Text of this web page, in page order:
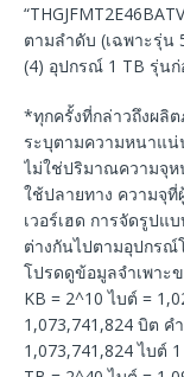
ตามลำดับ (เฉพาะรุ่น
(4) อุปกรณ์ 1 TB รุ่นก่
*ทุกครั้งที่กล่าวถึงผ
ระบุตามความหนาแ
ไม่ใช่ปริมาณความจุห
ใช้ปลายทาง ความจุ
เวอร์เฮด การจัดรูปแ
ต่างกันไปตามอุปกรณ์
โปรดดูข้อมูลจำเพาะ
KB = 2^10 ไบต์ =
1,073,741,824 บิต ค
1,073,741,824 ไบต์